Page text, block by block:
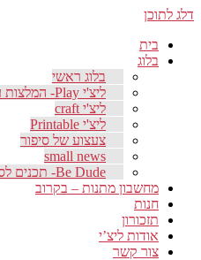
דלג לתוכן
בית
בלוג
בלוג ראשי
ליצ'י Play- המלצות על משחקים ופעילויות
ליצ'י craft
ליצ'י Printable
צעצוע של סיפור
small news
Be Dude- תכנים לסגר יום חדש
מחשבון מתנות – בקרוב
חנות
תזכורון
אודות ליצ’י
צור קשר